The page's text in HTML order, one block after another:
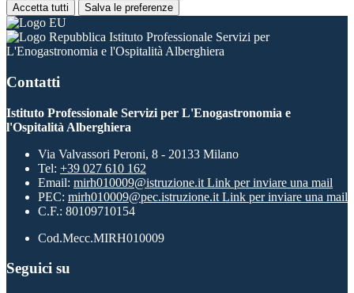
Accetta tutti Salva le preferenze
Istituto Professionale Servizi per
L'Enogastronomia e l'Ospitalità Alberghiera
Contatti
Istituto Professionale Servizi per L'Enogastronomia e
l'Ospitalità Alberghiera
Via Valvassori Peroni, 8 - 20133 Milano
Tel: +39 027 610 162
Email: mirh010009@istruzione.it Link per inviare una mail
PEC: mirh010009@pec.istruzione.it Link per inviare una mail
C.F.: 80109710154
Cod.Mecc.MIRH010009
Seguici su